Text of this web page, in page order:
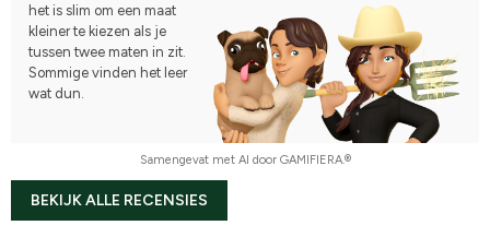
het is slim om een maat
kleiner te kiezen als je
tussen twee maten in zit.
Sommige vinden het leer
wat dun.
Samengevat met AI door GAMIFIERA.®
BEKIJK ALLE RECENSIES